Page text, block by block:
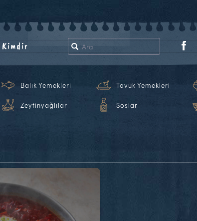
Kimdir
Balık Yemekleri Tavuk Yemekleri
Zeytinyağlılar Soslar